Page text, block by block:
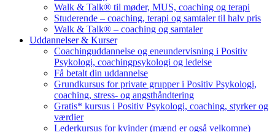
Walk & Talk® til møder, MUS, coaching og terapi
Studerende – coaching, terapi og samtaler til halv pris
Walk & Talk® – coaching og samtaler
Uddannelser & Kurser
Coachinguddannelse og eneundervisning i Positiv
Psykologi, coachingpsykologi og ledelse
Få betalt din uddannelse
Grundkursus for private grupper i Positiv Psykologi,
coaching, stress- og angsthåndtering
Gratis* kursus i Positiv Psykologi, coaching, styrker og
værdier
Lederkursus for kvinder (mænd er også velkomne)